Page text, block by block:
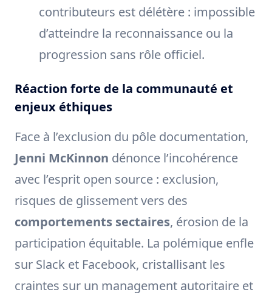
contributeurs est délétère : impossible
d’atteindre la reconnaissance ou la
progression sans rôle officiel.
Réaction forte de la communauté et
enjeux éthiques
Face à l’exclusion du pôle documentation,
Jenni McKinnon dénonce l’incohérence
avec l’esprit open source : exclusion,
risques de glissement vers des
comportements sectaires, érosion de la
participation équitable. La polémique enfle
sur Slack et Facebook, cristallisant les
craintes sur un management autoritaire et